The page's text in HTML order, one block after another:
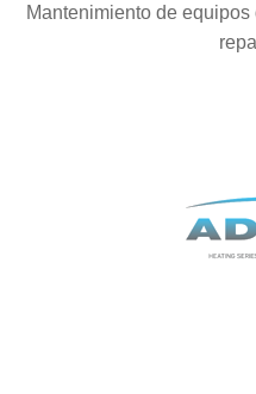
Mantenimiento de